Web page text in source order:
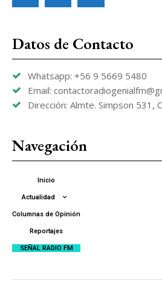
Datos de Contacto
Whatsapp: +56 9 5669 5480
Email:
Dirección: Almte. Simpson 531,
Navegación
Inicio
Actualidad
Columnas de Opinión
Reportajes
SEÑAL RADIO FM